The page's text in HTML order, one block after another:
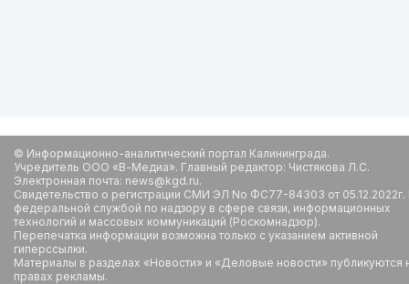
© Информационно-аналитический портал Калининграда.
Учредитель ООО «В-Медиа». Главный редактор: Чистякова Л.С.
Электронная почта: news@kgd.ru.
Свидетельство о регистрации СМИ ЭЛ No ФС77-84303 от
федеральной службой по надзору в сфере связи, информационных
технологий и массовых коммуникаций (Роскомнадзор).
Перепечатка информации возможна только с указанием активной
гиперссылки.
Материалы в разделах «Новости» и «Деловые новости» публикуются
правах рекламы.